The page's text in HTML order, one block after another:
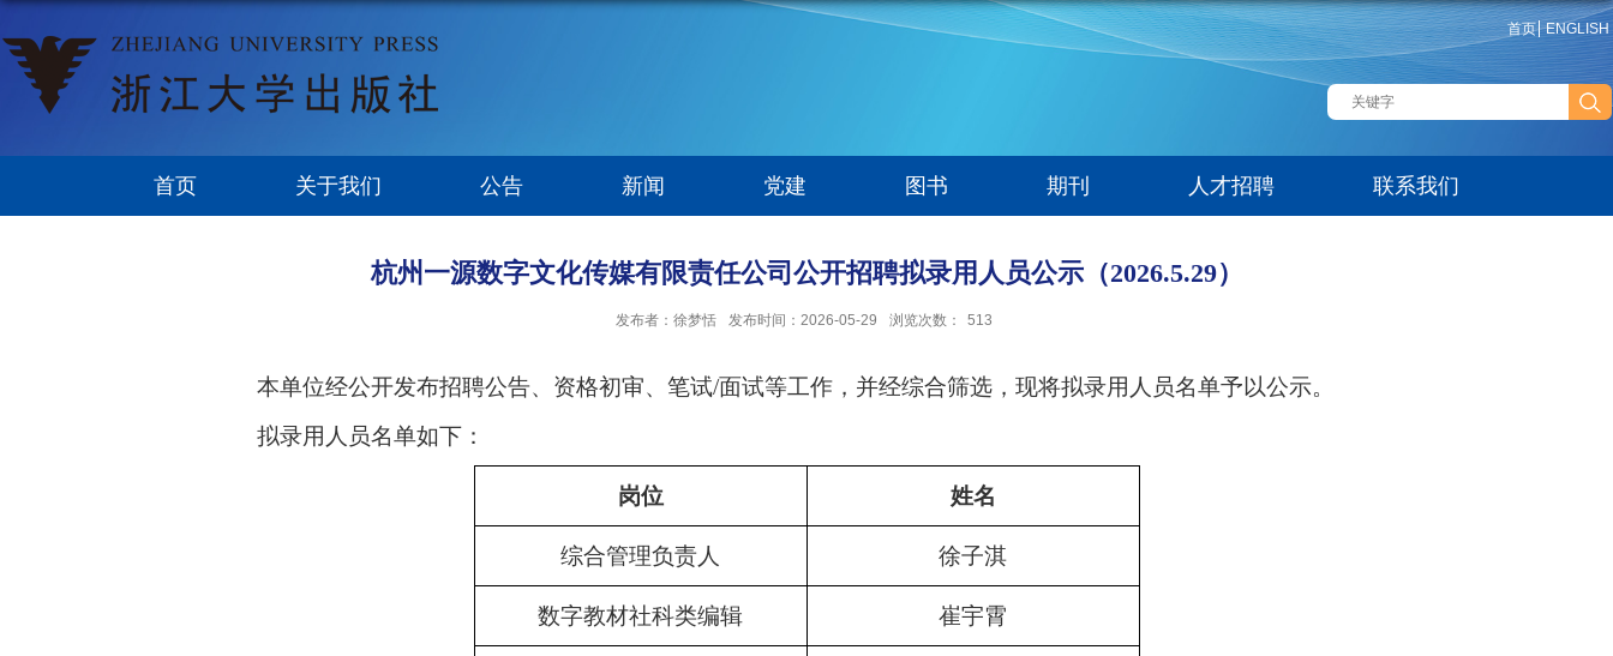
首页 ENGLISH
首页 关于我们 公告 新闻 党建 图书 期刊 人才招聘 联系我们
杭州一源数字文化传媒有限责任公司公开招聘拟录用人员公示（2026.5.29）
发布者：徐梦恬 发布时间：2026-05-29 浏览次数： 513
本单位经公开发布招聘公告、资格初审、笔试/面试等工作，并经综合筛选，现将拟录用人员名单予以公示。
拟录用人员名单如下：
岗位 姓名
综合管理负责人 徐子淇
数字教材社科类编辑 崔宇霄